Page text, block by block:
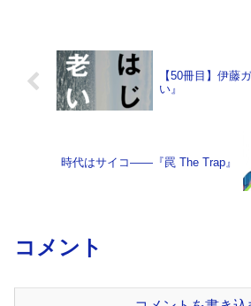
【50冊目】伊藤
い』
時代はサイコ――『罠 The Trap』
コメント